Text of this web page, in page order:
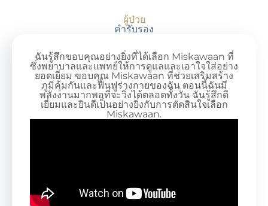
ผู้ป่วย
คำรับรอง
ฉันรู้สึกขอบคุณอย่างยิ่งที่ได้เลือก Miskawaan ที่
ซึ่งพยาบาลและแพทย์ให้การดูแลและเอาใจใส่อย่าง
ยอดเยี่ยม ขอบคุณ Miskawaan ที่ช่วยเสริมสร้าง
ภูมิคุ้มกันและฟื้นฟูร่างกายของฉัน ตอนนี้ฉันมี
พลังงานมากพอที่จะวิ่งได้ตลอดทั้งวัน ฉันรู้สึกดี
เยี่ยมและยินดีเป็นอย่างยิ่งกับการตัดสินใจเลือก
Miskawaan.